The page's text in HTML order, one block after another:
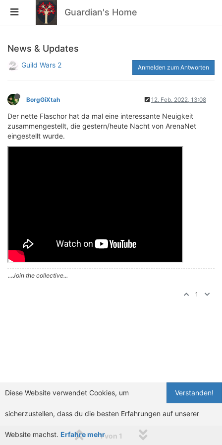
Guardian's Home
News & Updates
Guild Wars 2 Anmelden zum Antworten
BorgGiXtah 12. Feb. 2022, 13:08
Der nette Flaschor hat da mal eine interessante Neuigkeit
zusammengestellt, die gestern/heute Nacht von ArenaNet
eingestellt wurde.
...Join the collective...
1
1 von 1
Verstanden!
Diese Website verwendet Cookies, um
sicherzustellen, dass du die besten Erfahrungen auf unserer
Website machst. Erfahre mehr